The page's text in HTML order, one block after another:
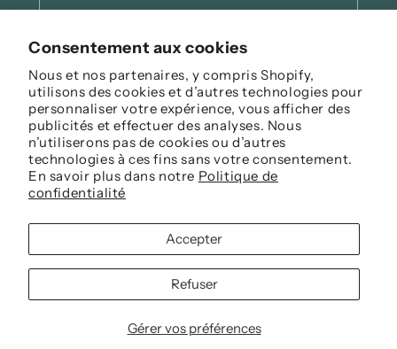
Consentement aux cookies
Nous et nos partenaires, y compris Shopify,
utilisons des cookies et d’autres technologies pour
personnaliser votre expérience, vous afficher des
publicités et effectuer des analyses. Nous
n’utiliserons pas de cookies ou d’autres
technologies à ces fins sans votre consentement.
En savoir plus dans notre Politique de
confidentialité
Gérer vos préférences
Accepter
Refuser
FacebookInstagram
Langue
Français
Moyens
Politique de remboursement
Politique de confidentialité
Préférences en matière de cookies